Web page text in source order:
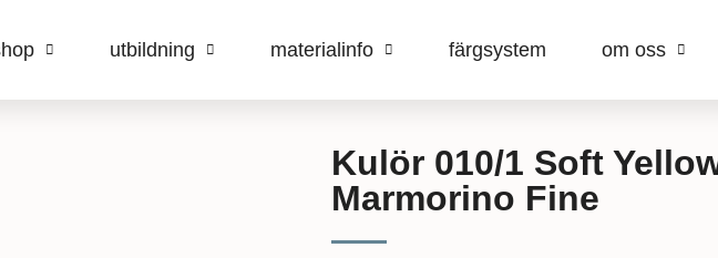
utbildning materialinfo färgsystem om oss
Kulör 010/1 Soft
Marmorino Fine